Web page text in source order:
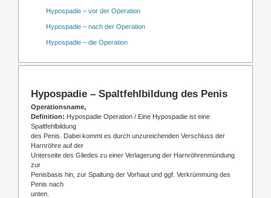
Hypospadie – vor der Operation
Hypospadie – nach der Operation
Hypospadie – die Operation
Hypospadie – Spaltfehlbildung des Penis
Operationsname,
Definition: Hypospadie Operation / Eine Hypospadie ist eine
Spaltfehlbildung
des Penis. Dabei kommt es durch unzureichenden Verschluss der
Harnröhre auf der
Unterseite des Gliedes zu einer Verlagerung der Harnröhrenmündung
zur
Penisbasis hin, zur Spaltung der Vorhaut und ggf. Verkrümmung des
Penis nach
unten.